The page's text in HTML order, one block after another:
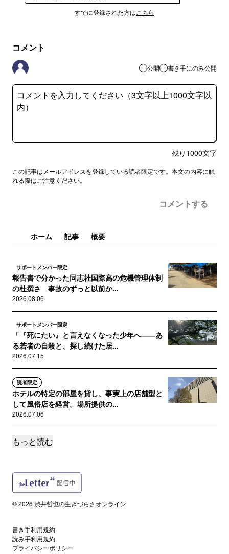
すでに登録された方は こちら
コメント
公開 書き手にのみ公開
残り 1000文字
この記事はメールアドレスを登録している読者限定です。本文の内容に触
れる際はご注意ください。
コメントする
ホーム 記事 概要
サポートメンバー限定
報告書で分かった同志社国際高の危機管理体制
の杜撰さ 事故のずっと以前か...
2026.08.06
サポートメンバー限定
「『死にたい』と言えなくなった少年へ――あ
る若者の自殺と、探し続けた居...
2026.07.15
読者限定
ホテルの特定の部屋を貸し、事実上の店舗型と
して風俗店を経営。場所提供の...
2026.07.06
サポートメンバー限定
2026.06.28
幼い頃からの「殺人願望」を叶えるため １人
2026.06.27
もっと読む
© 2026 渋井哲也の生きづらさオンライン
書き手利用規約
読み手利用規約
プライバシーポリシー